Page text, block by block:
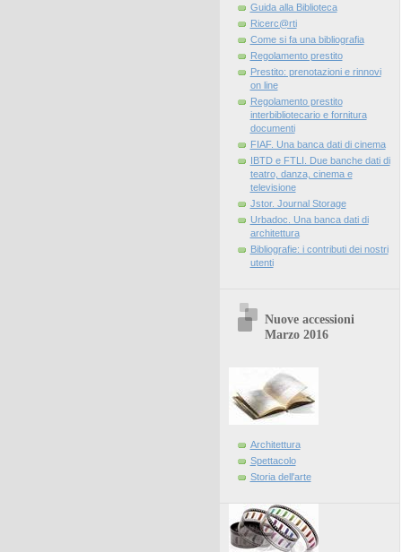
Guida alla Biblioteca
Ricerc@rti
Come si fa una bibliografia
Regolamento prestito
Prestito: prenotazioni e rinnovi
on line
Regolamento prestito
interbibliotecario e fornitura
documenti
FIAF. Una banca dati di cinema
IBTD e FTLI. Due banche dati di
teatro, danza, cinema e
televisione
Jstor. Journal Storage
Urbadoc. Una banca dati di
architettura
Bibliografie: i contributi dei nostri
utenti
Nuove accessioni
Marzo 2016
Architettura
Spettacolo
Storia dell'arte